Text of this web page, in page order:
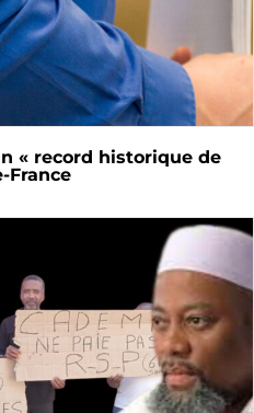
« record historique de
France